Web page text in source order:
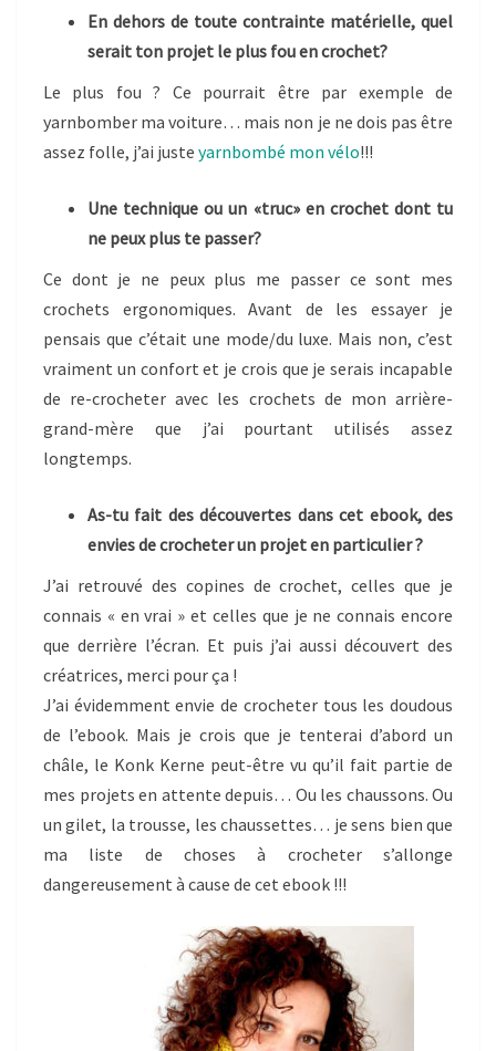
En dehors de toute contrainte matérielle, quel
serait ton projet le plus fou en crochet?
Le plus fou ? Ce pourrait être par exemple de
yarnbomber ma voiture… mais non je ne dois pas être
assez folle, j’ai juste yarnbombé mon vélo!!!
Une technique ou un «truc» en crochet dont tu
ne peux plus te passer?
Ce dont je ne peux plus me passer ce sont mes
crochets ergonomiques. Avant de les essayer je
pensais que c’était une mode/du luxe. Mais non, c’est
vraiment un confort et je crois que je serais incapable
de re-crocheter avec les crochets de mon arrière-
grand-mère que j’ai pourtant utilisés assez
longtemps.
As-tu fait des découvertes dans cet ebook, des
envies de crocheter un projet en particulier ?
J’ai retrouvé des copines de crochet, celles que je
connais « en vrai » et celles que je ne connais encore
que derrière l’écran. Et puis j’ai aussi découvert des
créatrices, merci pour ça !
J’ai évidemment envie de crocheter tous les doudous
de l’ebook. Mais je crois que je tenterai d’abord un
châle, le Konk Kerne peut-être vu qu’il fait partie de
mes projets en attente depuis… Ou les chaussons. Ou
un gilet, la trousse, les chaussettes… je sens bien que
ma liste de choses à crocheter s’allonge
dangereusement à cause de cet ebook !!!